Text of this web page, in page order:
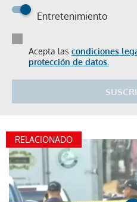
Entretenimiento
Acepta las condiciones
protección de datos.
RELACIONADO